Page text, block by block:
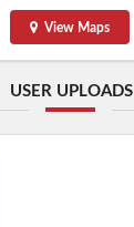
View Maps
USER UPLOADS